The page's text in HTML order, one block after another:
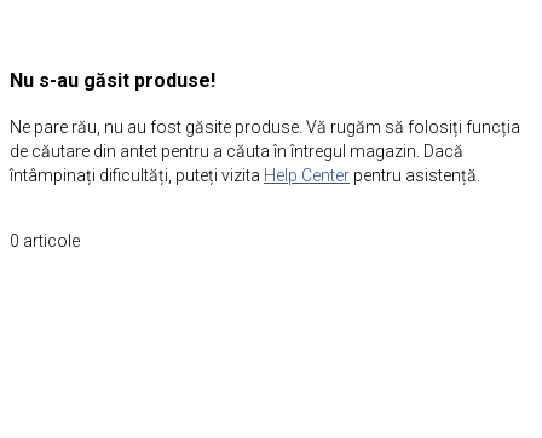
Nu s-au găsit produse!
Ne pare rău, nu au fost găsite produse. Vă rugăm să folosiți funcția
de căutare din antet pentru a căuta în întregul magazin. Dacă
întâmpinați dificultăți, puteți vizita Help Center pentru asistență.
0 articole